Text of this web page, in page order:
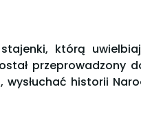
którą
przeprowadzony
historii